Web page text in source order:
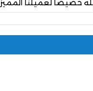
خصيصًا لعميلنا